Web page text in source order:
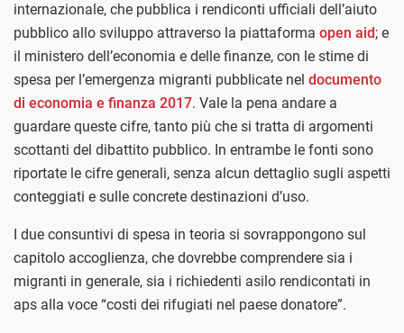
internazionale, che pubblica i rendiconti ufficiali dell’aiuto
pubblico allo sviluppo attraverso la piattaforma open aid; e
il ministero dell’economia e delle finanze, con le stime di
spesa per l’emergenza migranti pubblicate nel documento
di economia e finanza 2017. Vale la pena andare a
guardare queste cifre, tanto più che si tratta di argomenti
scottanti del dibattito pubblico. In entrambe le fonti sono
riportate le cifre generali, senza alcun dettaglio sugli aspetti
conteggiati e sulle concrete destinazioni d’uso.
I due consuntivi di spesa in teoria si sovrappongono sul
capitolo accoglienza, che dovrebbe comprendere sia i
migranti in generale, sia i richiedenti asilo rendicontati in
aps alla voce “costi dei rifugiati nel paese donatore”.